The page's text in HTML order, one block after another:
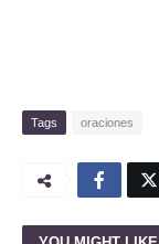
Tags oraciones